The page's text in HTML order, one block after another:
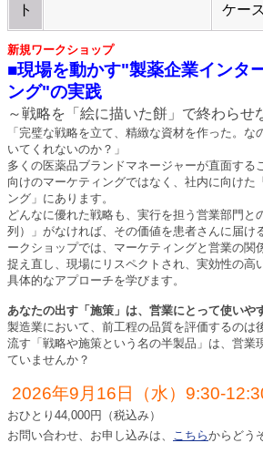
ト
ケー
新規ワークショップ
■現場を動かす"製薬企業インタ
ング"の実践
～戦略を「絵に描いた餅」で終わらせ
「完璧な戦略を立て、精緻な資材を作った。な
いてくれないのか？」
多くの医薬品ブランドマネージャーが直面する
向けのマーケティングではなく、社内に向けた
ング」にあります。
どんなに優れた戦略も、実行を担う営業部門と
列）」がなければ、その価値を患者さんに届け
ークショップでは、マーケティングと営業の関
捉え直し、現場にリスペクトされ、実効性の高
具体的なアプローチを学びます。
あなたの出す「施策」は、営業にとって使いや
製造業において、前工程の品質を評価するのは
流す「戦略や施策という名の半製品」は、営業
ていませんか？
2026年9月16日（水）9:30-
おひとり44,000円（税込み）
お問い合わせ、お申し込みは、 こちらからどう